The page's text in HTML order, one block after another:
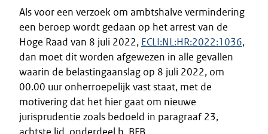
Als voor een verzoek om ambtshalve vermindering
een beroep wordt gedaan op het arrest van de
Hoge Raad van 8 juli 2022, ECLI:NL:HR:2022:1036,
dan moet dit worden afgewezen in alle gevallen
waarin de belastingaanslag op 8 juli 2022, om
00.00 uur onherroepelijk vast staat, met de
motivering dat het hier gaat om nieuwe
jurisprudentie zoals bedoeld in paragraaf 23,